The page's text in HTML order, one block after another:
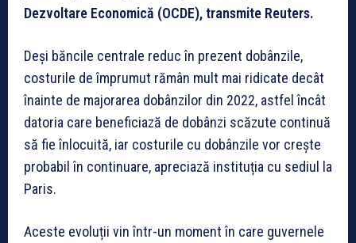
Dezvoltare Economică (OCDE), transmite Reuters.
Deși băncile centrale reduc în prezent dobânzile,
costurile de împrumut rămân mult mai ridicate decât
înainte de majorarea dobânzilor din 2022, astfel încât
datoria care beneficiază de dobânzi scăzute continuă
să fie înlocuită, iar costurile cu dobânzile vor crește
probabil în continuare, apreciază instituția cu sediul la
Paris.
Aceste evoluții vin într-un moment în care guvernele